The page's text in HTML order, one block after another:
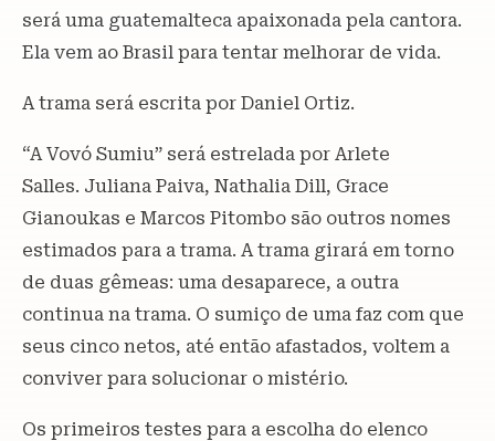
será uma guatemalteca apaixonada pela cantora.
Ela vem ao Brasil para tentar melhorar de vida.
A trama será escrita por Daniel Ortiz.
“A Vovó Sumiu” será estrelada por Arlete
Salles. Juliana Paiva, Nathalia Dill, Grace
Gianoukas e Marcos Pitombo são outros nomes
estimados para a trama. A trama girará em torno
de duas gêmeas: uma desaparece, a outra
continua na trama. O sumiço de uma faz com que
seus cinco netos, até então afastados, voltem a
conviver para solucionar o mistério.
Os primeiros testes para a escolha do elenco